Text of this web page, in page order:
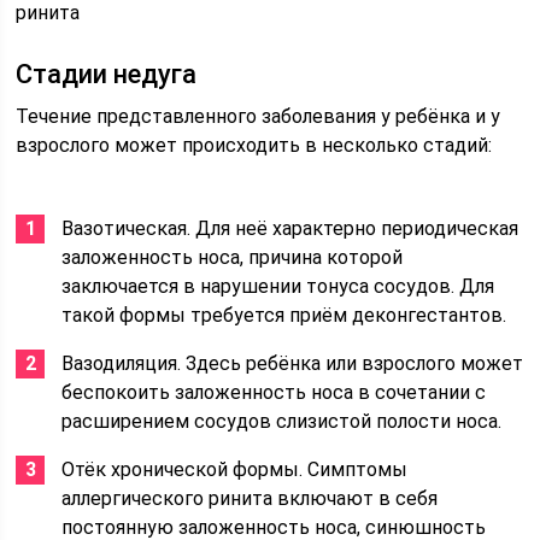
ринита
Стадии недуга
Течение представленного заболевания у ребёнка и у
взрослого может происходить в несколько стадий:
Вазотическая. Для неё характерно периодическая
заложенность носа, причина которой
заключается в нарушении тонуса сосудов. Для
такой формы требуется приём деконгестантов.
Вазодиляция. Здесь ребёнка или взрослого может
беспокоить заложенность носа в сочетании с
расширением сосудов слизистой полости носа.
Отёк хронической формы. Симптомы
аллергического ринита включают в себя
постоянную заложенность носа, синюшность